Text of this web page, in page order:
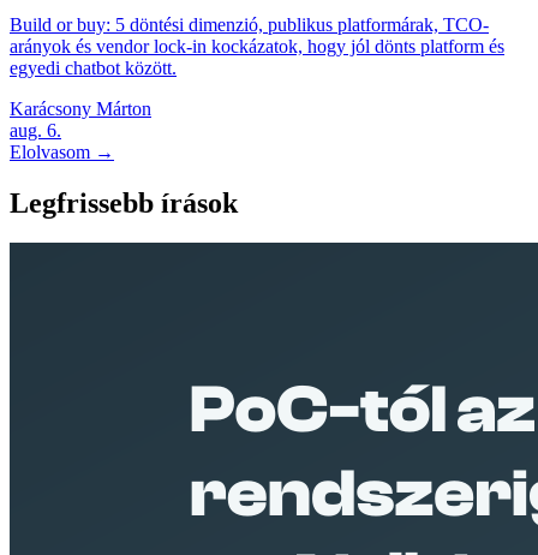
Build or buy: 5 döntési dimenzió, publikus platformárak, TCO-
arányok és vendor lock-in kockázatok, hogy jól dönts platform és
egyedi chatbot között.
Karácsony Márton
aug. 6.
Elolvasom →
Legfrissebb írások